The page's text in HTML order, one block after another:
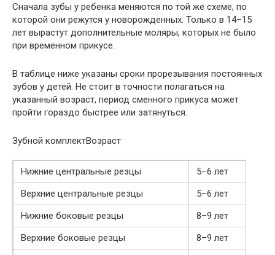
Сначала зубы у ребенка меняются по той же схеме, по
которой они режутся у новорожденных. Только в 14–15
лет вырастут дополнительные моляры, которых не было
при временном прикусе.
В таблице ниже указаны сроки прорезывания постоянных
зубов у детей. Не стоит в точности полагаться на
указанный возраст, период сменного прикуса может
пройти гораздо быстрее или затянуться.
Зубной комплектВозраст
Нижние центральные резцы
5–6 лет
Верхние центральные резцы
5–6 лет
Нижние боковые резцы
8–9 лет
Верхние боковые резцы
8–9 лет